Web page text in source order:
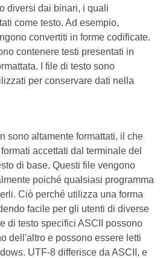
diversi dai binari, i quali
come testo. Ad esempio,
convertiti in forme codificate.
contenere testi presentati in
I file di testo sono
per conservare dati nella
sono altamente formattati, il che
accettati dal terminale del
di base. Questi file vengono
poiché qualsiasi programma
Ciò perché utilizza una forma
facile per gli utenti di diverse
di testo specifici ASCII possono
dell'altro e possono essere letti
UTF-8 differisce da ASCII, e